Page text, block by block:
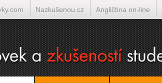
Nazkušenou.cz Angličtina on-line